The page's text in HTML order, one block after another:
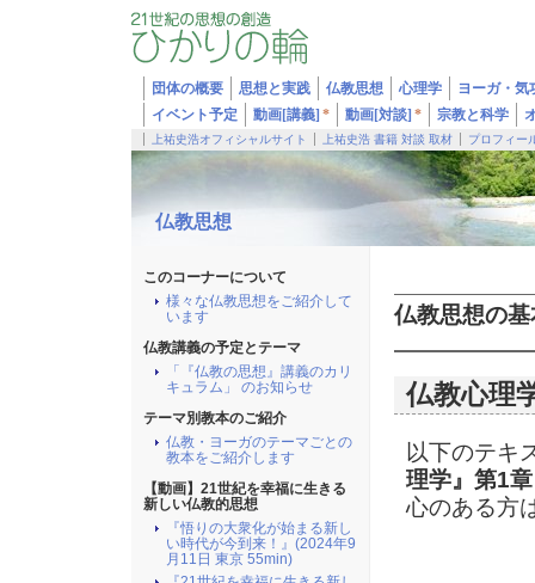
団体の概要 思想と実践 仏教思想 心理学
ヨーガ・気
イベント予定
動画[講義] * 動画[対談] * 宗教と科学
上祐史浩オフィシャルサイト 上祐史浩 書籍 対談 取材 プロフィー
仏教思想
仏教思想の基
仏教心理
以下のテキ
理学』第1章
心のある方
このコーナーについて
様々な仏教思想をご紹介して
います
仏教講義の予定とテーマ
「『仏教の思想』講義のカリ
キュラム」 のお知らせ
テーマ別教本のご紹介
仏教・ヨーガのテーマごとの
教本をご紹介します
【動画】21世紀を幸福に生きる
新しい仏教的思想
『悟りの大衆化が始まる新し
い時代が今到来！』(2024年9
月11日 東京 55min)